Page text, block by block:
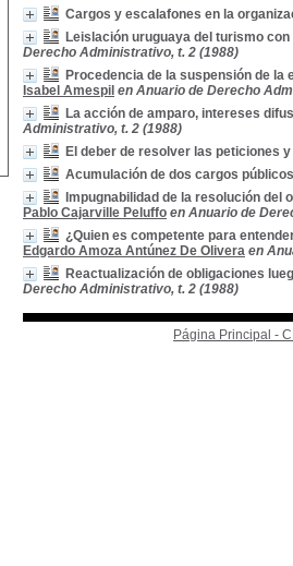
Cargos y escalafones en la
Leislación uruguaya del turismo
Derecho Administrativo, t. 2 (1988)
Procedencia de la suspensión de
Isabel Amespil en Anuario de Derecho
La acción de amparo, intereses
Administrativo, t. 2 (1988)
El deber de resolver las peticiones
Acumulación de dos cargos
Impugnabilidad de la resolución del
Pablo Cajarville Peluffo en Anuario de
¿Quien es competente para
Edgardo Amoza Antúnez De Olivera en
Reactualización de obligaciones
Derecho Administrativo, t. 2 (1988)
Página Principal -